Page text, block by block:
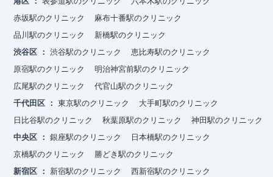
赤坂駅のクリニック
麻布十番駅のクリニック
品川駅のクリニック
新橋駅のクリニック
渋谷区
渋谷駅のクリニック
恵比寿駅のクリニック
原宿駅のクリニック
明治神宮前駅のクリニック
広尾駅のクリニック
代官山駅のクリニック
千代田区
東京駅のクリニック
大手町駅のクリニック
日比谷駅のクリニック
秋葉原駅のクリニック
神田駅のクリニック
中央区
銀座駅のクリニック
日本橋駅のクリニック
京橋駅のクリニック
勝どき駅のクリニック
新宿区
新宿駅のクリニック
西新宿駅のクリニック